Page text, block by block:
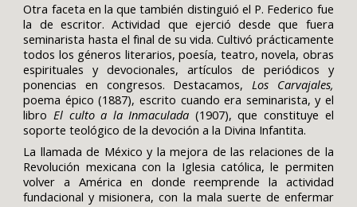
Otra faceta en la que también distinguió el P. Federico fue
la de escritor. Actividad que ejerció desde que fuera
seminarista hasta el final de su vida. Cultivó prácticamente
todos los géneros literarios, poesía, teatro, novela, obras
espirituales y devocionales, artículos de periódicos y
ponencias en congresos. Destacamos, Los Carvajales,
poema épico (1887), escrito cuando era seminarista, y el
libro El culto a la Inmaculada (1907), que constituye el
soporte teológico de la devoción a la Divina Infantita.
La llamada de México y la mejora de las relaciones de la
Revolución mexicana con la Iglesia católica, le permiten
volver a América en donde reemprende la actividad
fundacional y misionera, con la mala suerte de enfermar